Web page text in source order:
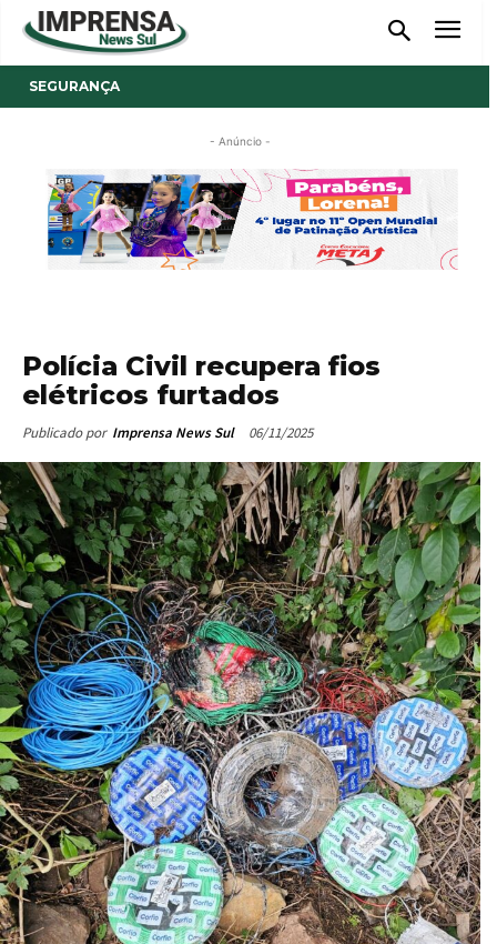
SEGURANÇA
- Anúncio -
Polícia Civil recupera fios
elétricos furtados
Publicado por Imprensa News Sul 06/11/2025